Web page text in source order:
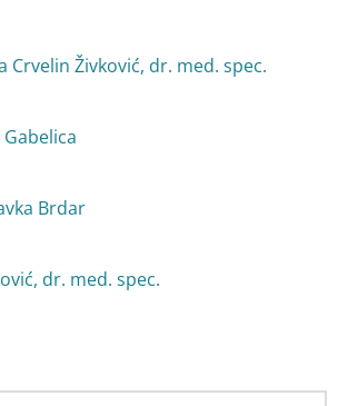
Crvelin Živković, dr. med. spec.
Brdar
dr. med. spec.